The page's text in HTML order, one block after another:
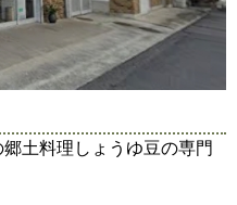
土料理しょうゆ豆の専門